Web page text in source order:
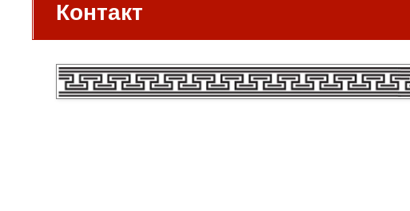
Контакт